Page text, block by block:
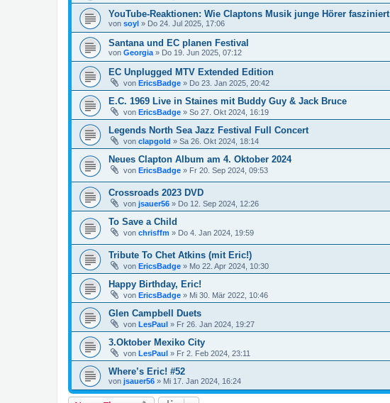
YouTube-Reaktionen: Wie Claptons Musik junge Hörer fasziniert
von soyl » Do 24. Jul 2025, 17:06
Santana und EC planen Festival
von Georgia » Do 19. Jun 2025, 07:12
EC Unplugged MTV Extended Edition
von EricsBadge » Do 23. Jan 2025, 20:42
E.C. 1969 Live in Staines mit Buddy Guy & Jack Bruce
von EricsBadge » So 27. Okt 2024, 16:19
Legends North Sea Jazz Festival Full Concert
von clapgold » Sa 26. Okt 2024, 18:14
Neues Clapton Album am 4. Oktober 2024
von EricsBadge » Fr 20. Sep 2024, 09:53
Crossroads 2023 DVD
von jsauer56 » Do 12. Sep 2024, 12:26
To Save a Child
von chrisffm » Do 4. Jan 2024, 19:59
Tribute To Chet Atkins (mit Eric!)
von EricsBadge » Mo 22. Apr 2024, 10:30
Happy Birthday, Eric!
von EricsBadge » Mi 30. Mär 2022, 10:46
Glen Campbell Duets
von LesPaul » Fr 26. Jan 2024, 19:27
3.Oktober Mexiko City
von LesPaul » Fr 2. Feb 2024, 23:11
Where’s Eric! #52
von jsauer56 » Mi 17. Jan 2024, 16:24